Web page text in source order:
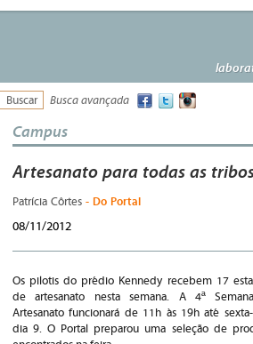
Busca avançada
Campus
Artesanato para todas as
Patrícia Côrtes - Do Portal
08/11/2012
Os pilotis do prédio Kennedy recebem 17
de artesanato nesta semana. A 4ª
Artesanato funcionará de 11h às 19h até
dia 9. O Portal preparou uma seleção de